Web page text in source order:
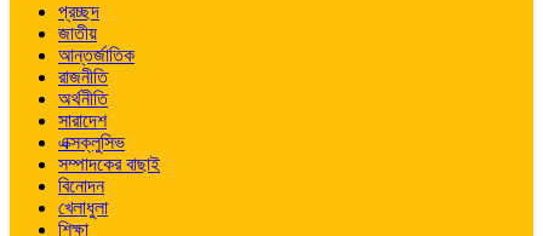
প্রচ্ছদ
জাতীয়
আন্তর্জাতিক
রাজনীতি
অর্থনীতি
সারাদেশ
এক্সক্লুসিভ
সম্পাদকের বাছাই
বিনোদন
খেলাধুলা
শিক্ষা